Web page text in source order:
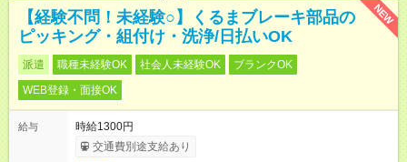
NEW
【経験不問！未経験○】くるまブレーキ部品の
ピッキング・組付け・洗浄/日払いOK
派遣 職種未経験OK 社会人未経験OK
ブランクOK
WEB登録・面接OK
給与
時給1300円
交通費別途支給あり